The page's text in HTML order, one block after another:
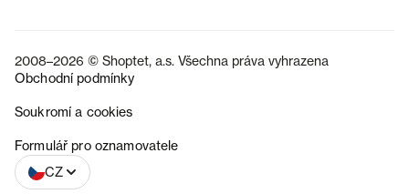
2008–2026 © Shoptet, a.s. Všechna práva vyhrazena
Obchodní podmínky
Soukromí a cookies
Formulář pro oznamovatele
CZ